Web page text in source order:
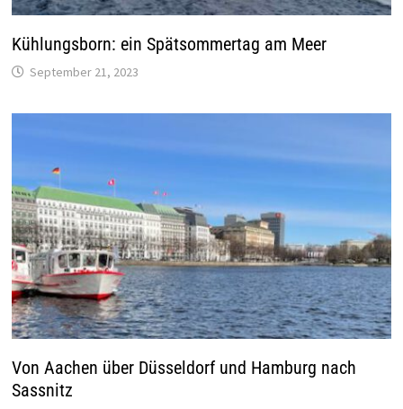
Kühlungsborn: ein Spätsommertag am Meer
September 21, 2023
Von Aachen über Düsseldorf und Hamburg nach
Sassnitz